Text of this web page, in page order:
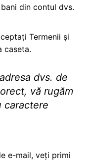
din contul dvs.
Termenii și
caseta.
dvs. de
vă rugăm
caractere
e-mail, veți primi